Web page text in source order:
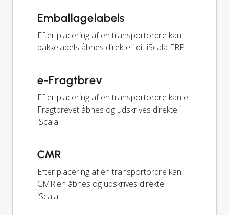
Emballagelabels
Efter placering af en transportordre kan
pakkelabels åbnes direkte i dit iScala ERP.
e-Fragtbrev
Efter placering af en transportordre kan e-
Fragtbrevet åbnes og udskrives direkte i
iScala.
CMR
Efter placering af en transportordre kan
CMR'en åbnes og udskrives direkte i
iScala.